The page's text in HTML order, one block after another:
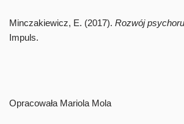
Minczakiewicz, E. (2017). Rozwój
Impuls.
Opracowała Mariola Mola